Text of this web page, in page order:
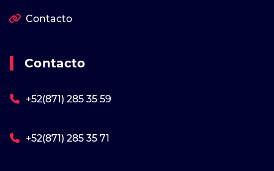
Contacto
Contacto
+52(871) 285 35 59
+52(871) 285 35 71